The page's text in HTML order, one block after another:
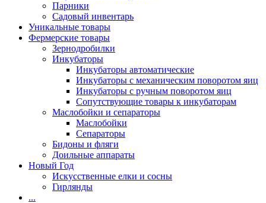
Парники
Садовый инвентарь
Уникальные товары
Фермерские товары
Зернодробилки
Инкубаторы
Инкубаторы автоматические
Инкубаторы с механическим поворотом яиц
Инкубаторы с ручным поворотом яиц
Сопутствующие товары к инкубаторам
Маслобойки и сепараторы
Маслобойки
Сепараторы
Бидоны и фляги
Доильные аппараты
Новый Год
Искусственные елки и сосны
Гирлянды
...